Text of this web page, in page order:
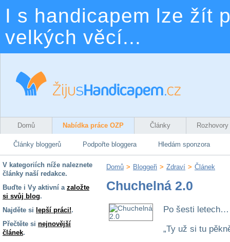
I s handicapem lze žít
velkých věcí...
Domů Nabídka práce OZP Články Rozhovory
Články bloggerů Podpořte bloggera Hledám sponzora
V kategoriích níže naleznete
články naší redakce.
Buďte i Vy aktivní a založte
si svůj blog.
Najděte si lepší práci!.
Přečtěte si nejnovější
článek.
Domů > Bloggeři > Zdraví > Článek
Chuchelná 2.0
Po šesti letech…
„Ty už si tu